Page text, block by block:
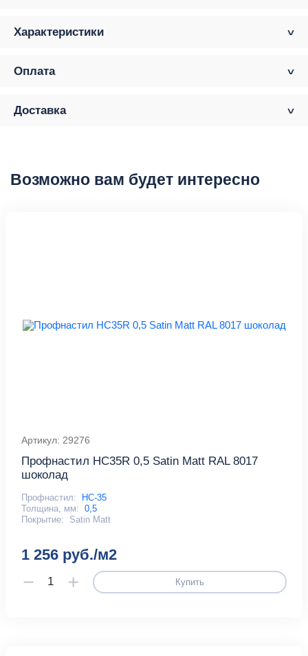
Характеристики
Оплата
Доставка
Возможно вам будет интересно
Артикул: 29276
Профнастил HC35R 0,5 Satin Мatt RAL 8017
шоколад
Профнастил:
НС-35
Толщина, мм: 0,5
Покрытие:
Satin Matt
1 256 руб./м2
Купить